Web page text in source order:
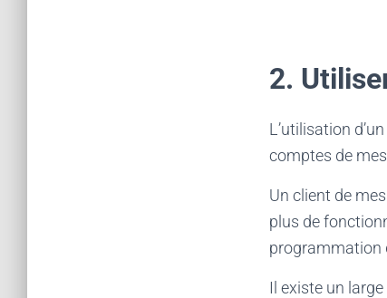
2.
L’utilisation
comptes de
Un client de
plus de
programmation
Il existe un